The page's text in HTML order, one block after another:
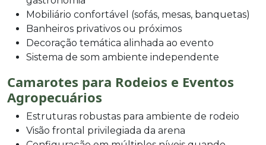
Mobiliário confortável (sofás, mesas, banquetas)
Banheiros privativos ou próximos
Decoração temática alinhada ao evento
Sistema de som ambiente independente
Camarotes para Rodeios e Eventos
Agropecuários
Estruturas robustas para ambiente de rodeio
Visão frontal privilegiada da arena